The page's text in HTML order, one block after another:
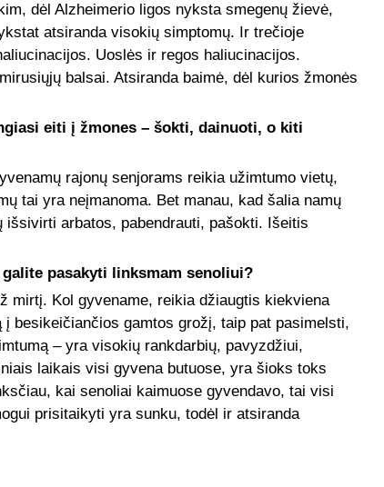
dėl Alzheimerio ligos nyksta smegenų žievė,
atsiranda visokių simptomų. Ir trečioje
Uoslės ir regos haliucinacijos.
balsai. Atsiranda baimė, dėl kurios žmonės
eiti į žmones – šokti, dainuoti, o kiti
rajonų senjorams reikia užimtumo vietų,
tai yra neįmanoma. Bet manau, kad šalia namų
arbatos, pabendrauti, pašokti. Išeitis
pasakyti linksmam senoliui?
mirtį. Kol gyvename, reikia džiaugtis kiekviena
besikeičiančios gamtos grožį, taip pat pasimelsti,
– yra visokių rankdarbių, pavyzdžiui,
laikais visi gyvena butuose, yra šioks toks
kai senoliai kaimuose gyvendavo, tai visi
prisitaikyti yra sunku, todėl ir atsiranda